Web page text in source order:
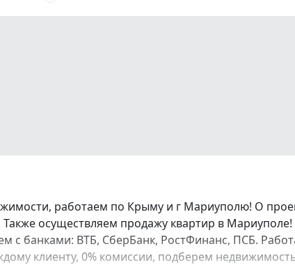
работаем по Крыму и г Мариуполю! О
осуществляем продажу квартир в
с банками: ВТБ, СберБанк, РостФинанс, ПСБ.
клиенту, 0% комиссии, подберем